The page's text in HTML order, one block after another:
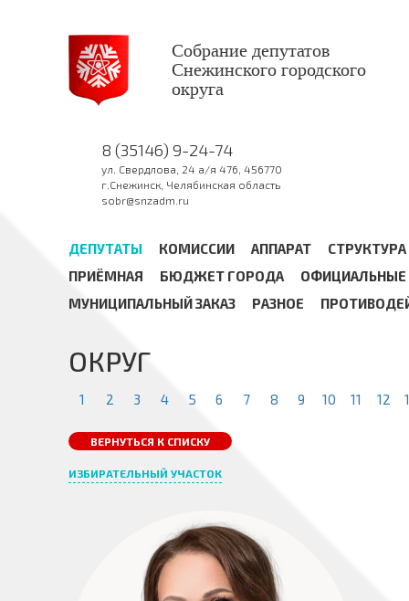
Собрание депутатов
Снежинского городского
округа
8 (35146) 9-24-74
ул. Свердлова, 24 а/я 476, 456770
г.Снежинск, Челябинская область
sobr@snzadm.ru
ДЕПУТАТЫ КОМИССИИ АППАРАТ
ПРИЁМНАЯ
БЮДЖЕТ ГОРОДА
ОФИЦИАЛЬНЫЕ
МУНИЦИПАЛЬНЫЙ ЗАКАЗ
РАЗНОЕ
ОКРУГ
1 2 3 4 5 6 7 8 9 10 11 12
ВЕРНУТЬСЯ К СПИСКУ
ИЗБИРАТЕЛЬНЫЙ УЧАСТОК